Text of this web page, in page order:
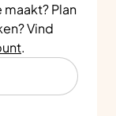
Plan
Vind
.